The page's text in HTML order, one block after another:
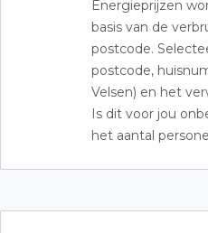
Energieprijzen
basis van de
postcode.
postcode,
Velsen) en het
Is dit voor jou
het aantal